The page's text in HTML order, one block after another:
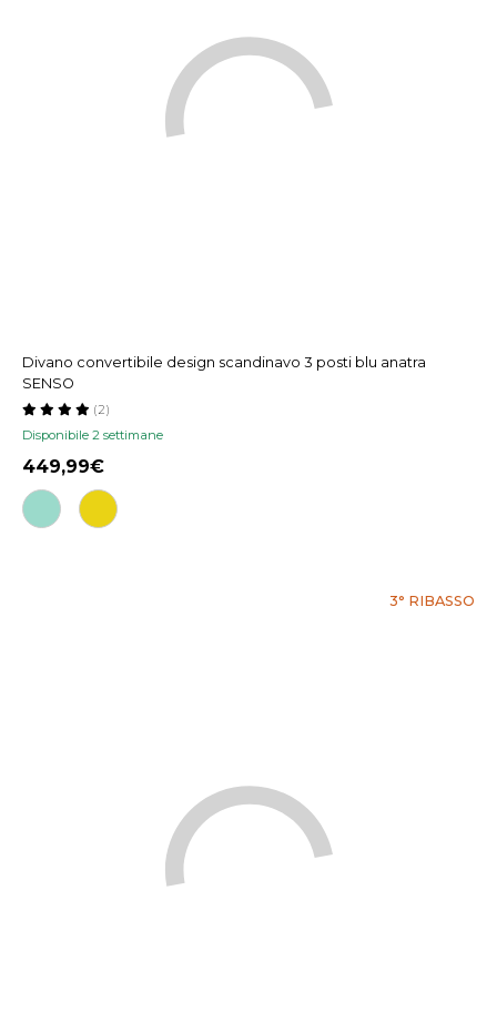
Divano convertibile design scandinavo 3 posti blu anatra
SENSO
Disponibile 2 settimane
(2)
449,99
3° RIBASSO